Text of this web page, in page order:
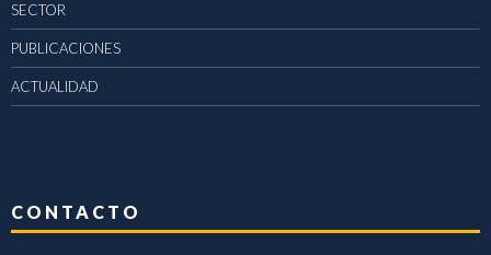
SECTOR
PUBLICACIONES
ACTUALIDAD
CONTACTO